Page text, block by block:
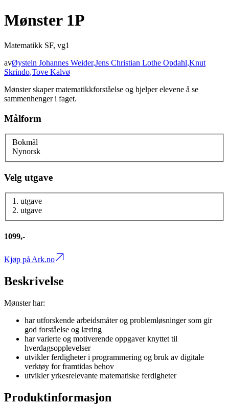
Mønster 1P
Matematikk SF, vg1
avØystein Johannes Weider,Jens Christian Lothe Opdahl,Knut
Skrindo,Tove Kalvø
Mønster skaper matematikkforståelse og hjelper elevene å se
sammenhenger i faget.
Målform
Bokmål
Nynorsk
Velg utgave
1. utgave
2. utgave
1099,-
Kjøp på Ark.no
Beskrivelse
Mønster har:
har utforskende arbeidsmåter og problemløsninger som gir
god forståelse og læring
har varierte og motiverende oppgaver knyttet til
hverdagsopplevelser
utvikler ferdigheter i programmering og bruk av digitale
verktøy for framtidas behov
utvikler yrkesrelevante matematiske ferdigheter
Produktinformasjon